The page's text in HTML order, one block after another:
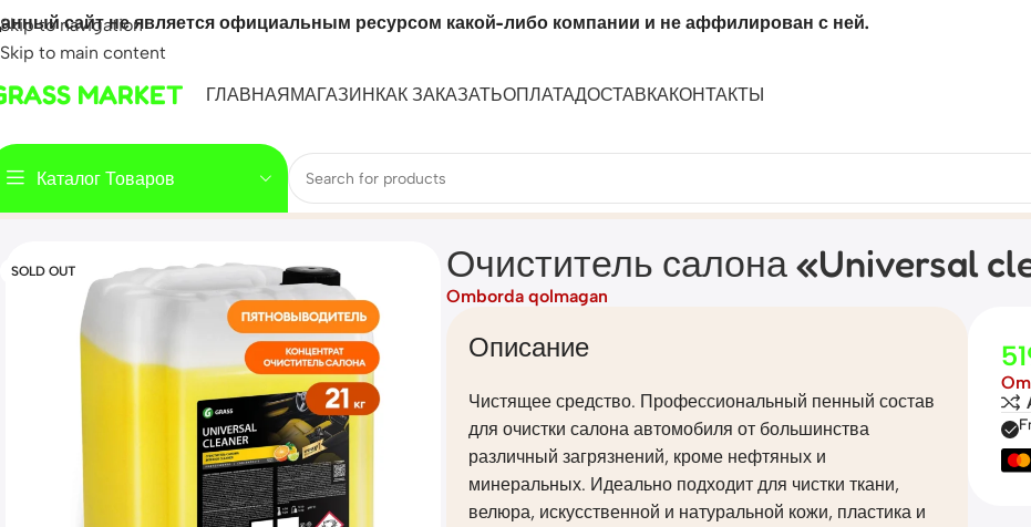
Skip to navigation
Skip to main content
сайт не является официальным ресурсом какой-либо компании и не аффилирован с ней.
MARKET ГЛАВНАЯМАГАЗИНКАК ЗАКАЗАТЬОПЛАТАДОСТАВКАКОНТАКТЫ
Каталог Товаров
Очиститель салона «Universal cleaner» (канистра 21 кг)
SOLD OUT Очиститель салона «Universal
Omborda qolmagan
Описание
Чистящее средство. Профессиональный пенный состав
для очистки салона автомобиля от большинства
различный загрязнений, кроме нефтяных и
минеральных. Идеально подходит для чистки ткани,
велюра, искусственной и натуральной кожи, пластика и